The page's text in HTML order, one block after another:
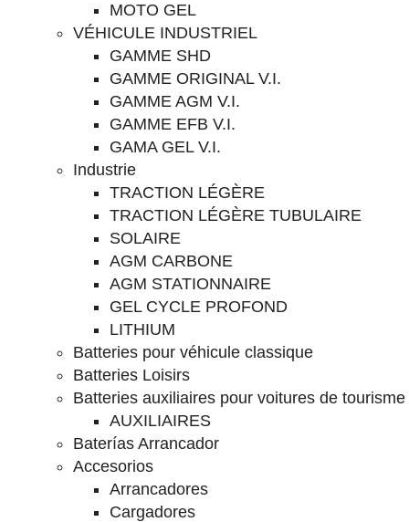
MOTO GEL
VÉHICULE INDUSTRIEL
GAMME SHD
GAMME ORIGINAL V.I.
GAMME AGM V.I.
GAMME EFB V.I.
GAMA GEL V.I.
Industrie
TRACTION LÉGÈRE
TRACTION LÉGÈRE TUBULAIRE
SOLAIRE
AGM CARBONE
AGM STATIONNAIRE
GEL CYCLE PROFOND
LITHIUM
Batteries pour véhicule classique
Batteries Loisirs
Batteries auxiliaires pour voitures de tourisme
AUXILIAIRES
Baterías Arrancador
Accesorios
Arrancadores
Cargadores